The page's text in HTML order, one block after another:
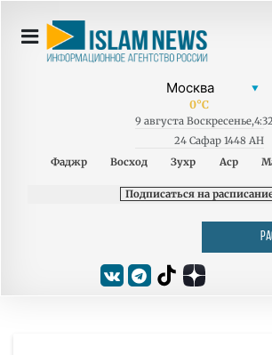
0°C
9 августа Воскресенье,4:32
24 Сафар 1448 AH
Фаджр
Восход Зухр Аср
Подписаться на